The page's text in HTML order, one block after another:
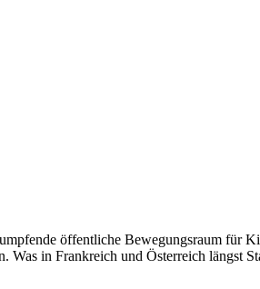
öffentliche Bewegungsraum für
in Frankreich und Österreich längst